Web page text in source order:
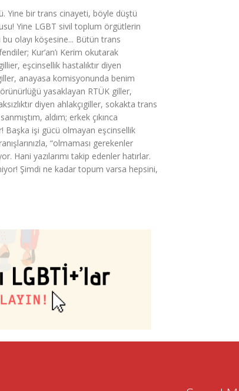
Yine bir trans cinayeti, böyle düştü
Yine LGBT sivil toplum örgütlerin
bu olayı köşesine... Bütün trans
Kur’an’ı Kerim okutarak
eşcinsellik hastalıktır diyen
anayasa komisyonunda benim
yasaklayan RTÜK giller,
diyen ahlakçıgiller, sokakta trans
aldım; erkek çıkınca
Başka işi gücü olmayan eşcinsellik
“olmaması gerekenler
Hani yazılarımı takip edenler hatırlar.
Şimdi ne kadar topum varsa hepsini,